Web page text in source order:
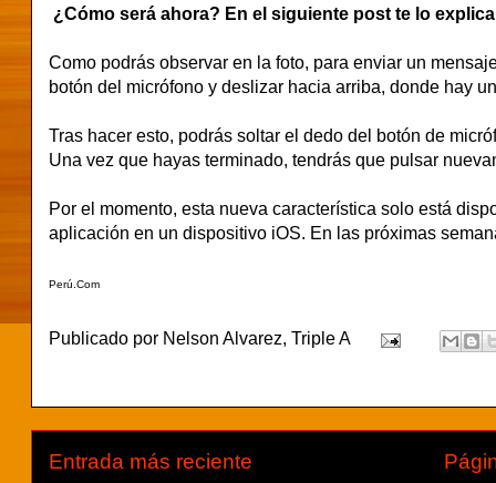
¿Cómo será ahora? En el siguiente post te lo
Como podrás observar en la foto, para enviar un
botón del micrófono y deslizar hacia arriba, donde hay
Tras hacer esto, podrás soltar el dedo del botón de
Una vez que hayas terminado, tendrás que pulsar
Por el momento, esta nueva característica solo está
aplicación en un dispositivo iOS. En las próximas
Perú.Com
Publicado por Nelson Alvarez, Triple A
Entrada más reciente